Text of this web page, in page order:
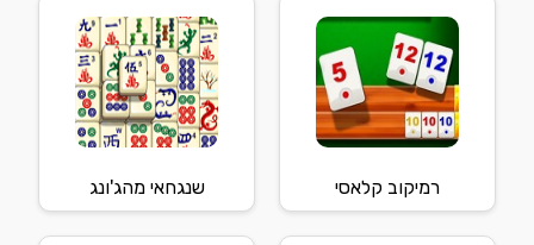
רמיקוב קלאסי שנגחאי מהג'ונג